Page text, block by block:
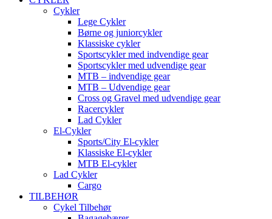
Cykler
Lege Cykler
Børne og juniorcykler
Klassiske cykler
Sportscykler med indvendige gear
Sportscykler med udvendige gear
MTB – indvendige gear
MTB – Udvendige gear
Cross og Gravel med udvendige gear
Racercykler
Lad Cykler
El-Cykler
Sports/City El-cykler
Klassiske El-cykler
MTB El-cykler
Lad Cykler
Cargo
TILBEHØR
Cykel Tilbehør